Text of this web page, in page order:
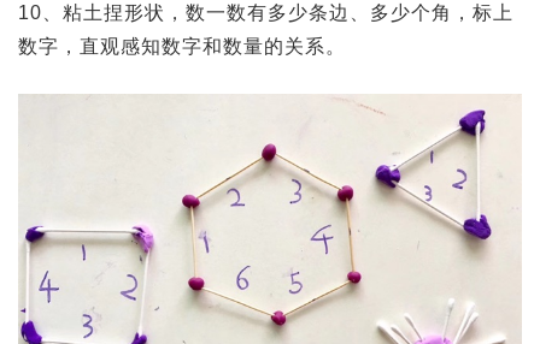
10、粘土捏形状，数一数有多少条边、多少个角，标上
数字，直观感知数字和数量的关系。